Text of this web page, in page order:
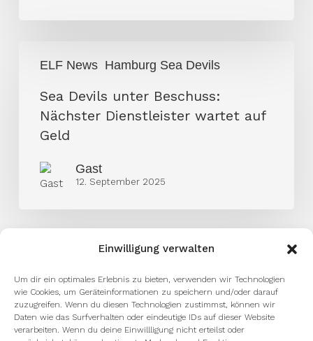
Einwilligung verwalten
Um dir ein optimales Erlebnis zu bieten, verwenden wir Technologien
wie Cookies, um Geräteinformationen zu speichern und/oder darauf
zuzugreifen. Wenn du diesen Technologien zustimmst, können wir
Daten wie das Surfverhalten oder eindeutige IDs auf dieser Website
verarbeiten. Wenn du deine Einwillligung nicht erteilst oder
ELF News Hamburg Sea Devils
Devils
unter
Beschuss:
Nächster
wartet
Sea Devils unter Beschuss:
Nächster Dienstleister wartet auf
Geld
Gast
12. September 2025